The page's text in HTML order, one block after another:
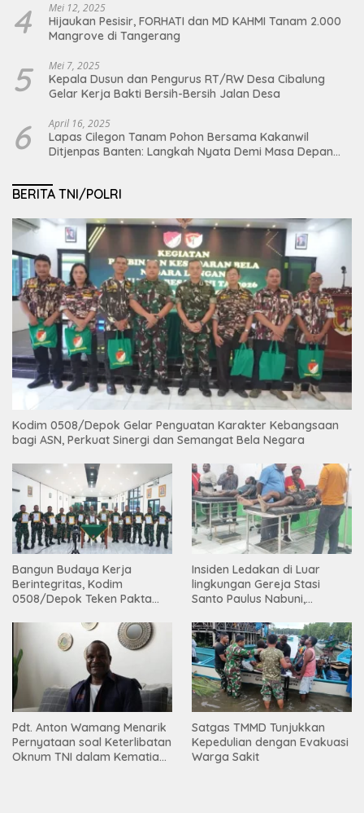
4 Mei 12, 2025
Hijaukan Pesisir, FORHATI dan MD KAHMI Tanam 2.000
Mangrove di Tangerang
5 Mei 7, 2025
Kepala Dusun dan Pengurus RT/RW Desa Cibalung
Gelar Kerja Bakti Bersih-Bersih Jalan Desa
6 April 16, 2025
Lapas Cilegon Tanam Pohon Bersama Kakanwil
Ditjenpas Banten: Langkah Nyata Demi Masa Depan
BERITA TNI/POLRI
Kodim 0508/Depok Gelar Penguatan Karakter Kebangsaan
bagi ASN, Perkuat Sinergi dan Semangat Bela Negara
Bangun Budaya Kerja
Berintegritas, Kodim
0508/Depok Teken Pakta
Insiden Ledakan di Luar
lingkungan Gereja Stasi
Santo Paulus Nabuni,
Pdt. Anton Wamang Menarik
Pernyataan soal Keterlibatan
Oknum TNI dalam Kematian
Satgas TMMD Tunjukkan
Kepedulian dengan Evakuasi
Warga Sakit